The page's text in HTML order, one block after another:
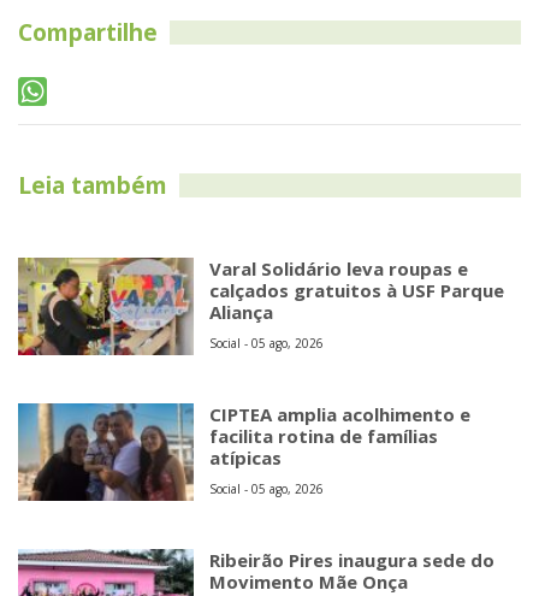
Compartilhe
Leia também
Varal Solidário leva roupas e
calçados gratuitos à USF Parque
Aliança
Social - 05 ago, 2026
CIPTEA amplia acolhimento e
facilita rotina de famílias
atípicas
Social - 05 ago, 2026
Ribeirão Pires inaugura sede do
Movimento Mãe Onça